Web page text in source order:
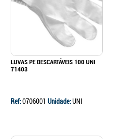
LUVAS PE DESCARTÁVEIS 100 UNI
71403
Ref:0706001 Unidade:UNI